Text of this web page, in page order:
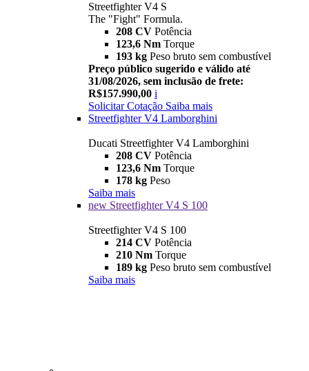
Streetfighter V4 S
The "Fight" Formula.
208 CV Potência
123,6 Nm Torque
193 kg Peso bruto sem combustível
Preço público sugerido e válido até
31/08/2026, sem inclusão de frete:
R$157.990,00 i
Solicitar Cotação Saiba mais
Streetfighter V4 Lamborghini
Ducati Streetfighter V4 Lamborghini
208 CV Potência
123,6 Nm Torque
178 kg Peso
Saiba mais
new Streetfighter V4 S 100
Streetfighter V4 S 100
214 CV Potência
210 Nm Torque
189 kg Peso bruto sem combustível
Saiba mais